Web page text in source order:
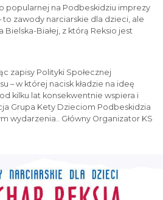
popularnej na Podbeskidziu imprezy
to zawody narciarskie dla dzieci, ale
Białej, z którą Reksio jest
zapisy Polityki Społecznej
– w której nacisk kładzie na ideę
kilku lat konsekwentnie wspiera i
Grupa Kety Dzieciom Podbeskidzia
wydarzenia.. Główny Organizator KS